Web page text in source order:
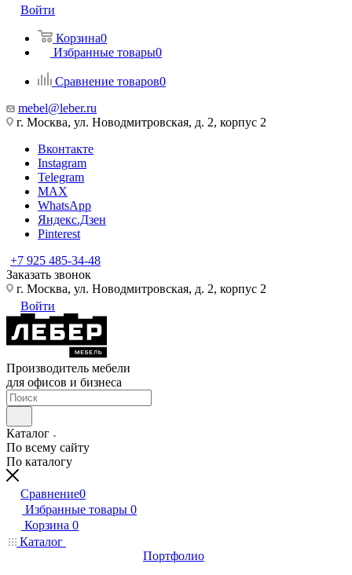
Войти
Корзина0
Избранные товары0
Сравнение товаров0
mebel@leber.ru
г. Москва, ул. Новодмитровская, д. 2, корпус 2
Вконтакте
Instagram
Telegram
MAX
WhatsApp
Яндекс.Дзен
Pinterest
+7 925 485-34-48
Заказать звонок
г. Москва, ул. Новодмитровская, д. 2, корпус 2
Войти
Производитель мебели
для офисов и бизнеса
Каталог
По всему сайту
По каталогу
Сравнение0
Избранные товары 0
Корзина 0
Каталог
Портфолио